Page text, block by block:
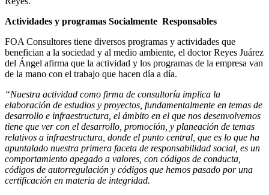
Actividades y programas Socialmente Responsables
FOA Consultores tiene diversos programas y actividades que
benefician a la sociedad y al medio ambiente, el doctor Reyes Juárez
del Ángel afirma que la actividad y los programas de la empresa van
de la mano con el trabajo que hacen día a día.
“Nuestra actividad como firma de consultoría implica la
elaboración de estudios y proyectos, fundamentalmente en temas de
desarrollo e infraestructura, el ámbito en el que nos desenvolvemos
tiene que ver con el desarrollo, promoción, y planeación de temas
relativos a infraestructura, donde el punto central, que es lo que ha
apuntalado nuestra primera faceta de responsabilidad social, es un
comportamiento apegado a valores, con códigos de conducta,
códigos de autorregulación y códigos que hemos pasado por una
certificación en materia de integridad.